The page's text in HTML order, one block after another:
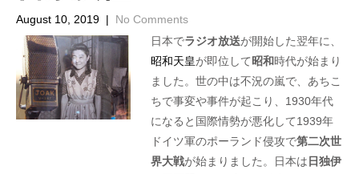
August 10, 2019 | No Comments
日本でラジオ放送が開始した翌年に、
昭和天皇が即位して昭和時代が始まり
ました。世の中は不況の嵐で、あちこ
ちで事変や事件が起こり、1930年代
になると国際情勢が悪化して1939年
ドイツ軍のポーランド侵攻で第二次世
界大戦が始まりました。日本は 日独伊